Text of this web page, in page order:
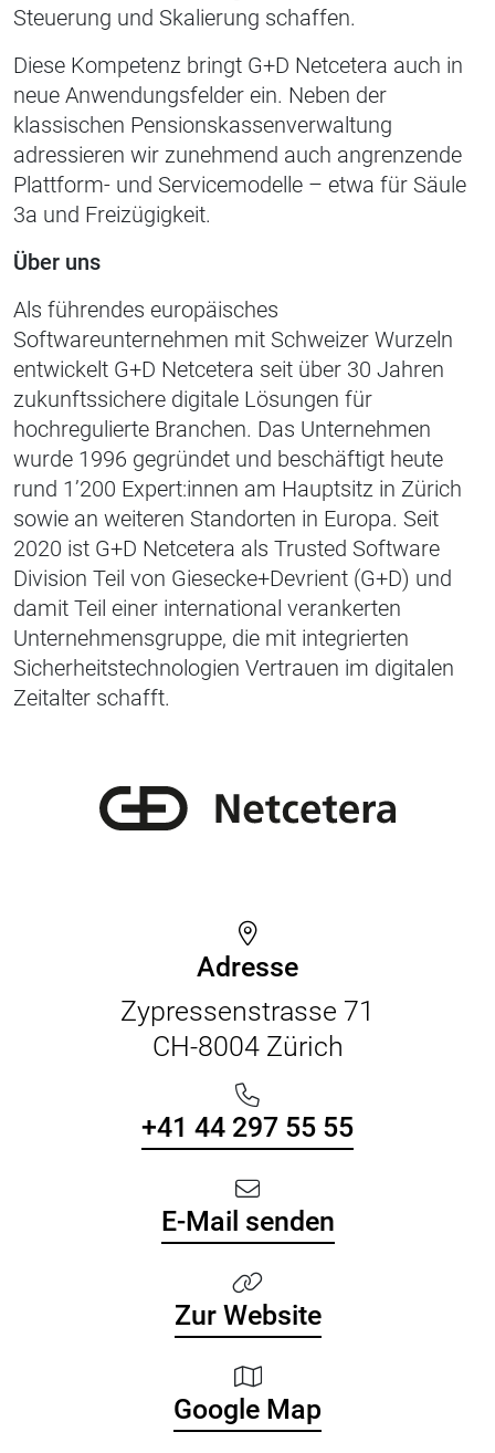
Steuerung und Skalierung schaffen.
Diese Kompetenz bringt G+D Netcetera auch in
neue Anwendungsfelder ein. Neben der
klassischen Pensionskassenverwaltung
adressieren wir zunehmend auch angrenzende
Plattform- und Servicemodelle – etwa für Säule
3a und Freizügigkeit.
Über uns
Als führendes europäisches
Softwareunternehmen mit Schweizer Wurzeln
entwickelt G+D Netcetera seit über 30 Jahren
zukunftssichere digitale Lösungen für
hochregulierte Branchen. Das Unternehmen
wurde 1996 gegründet und beschäftigt heute
rund 1’200 Expert:innen am Hauptsitz in Zürich
sowie an weiteren Standorten in Europa. Seit
2020 ist G+D Netcetera als Trusted Software
Division Teil von Giesecke+Devrient (G+D) und
damit Teil einer international verankerten
Unternehmensgruppe, die mit integrierten
Sicherheitstechnologien Vertrauen im digitalen
Zeitalter schafft.
Adresse
Zypressenstrasse 71
CH-8004 Zürich
+41 44 297 55 55
E-Mail senden
Zur Website
Google Map